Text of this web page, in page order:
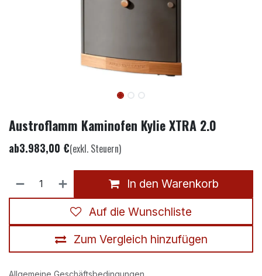
Austroflamm Kaminofen Kylie XTRA 2.0
ab3.983,00 €(exkl. Steuern)
In den Warenkorb
Zum Vergleich hinzufügen
Auf die Wunschliste